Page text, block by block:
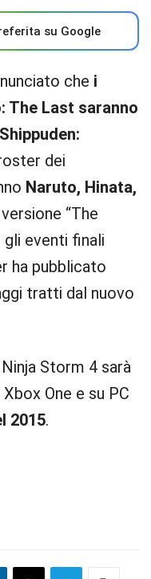
su Google
che i
The Last saranno
dei
Naruto, Hinata,
“The
gli eventi finali
ha pubblicato
tratti dal nuovo
Storm 4 sarà
One e su PC
2015.